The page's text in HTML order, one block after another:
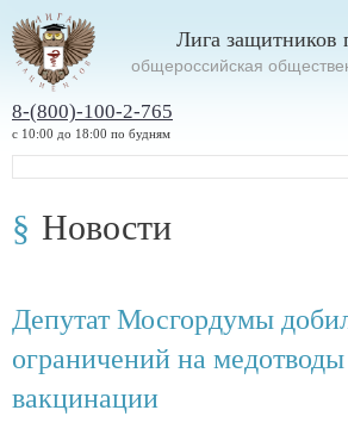
Лига защитников
oбщероссийская
8-(800)-100-2-765
с 10:00 до 18:00 по будням
Новости
Депутат Мосгордумы
ограничений на медотводы
вакцинации